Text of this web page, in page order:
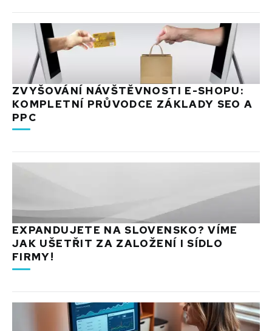
ZVYŠOVÁNÍ NÁVŠTĚVNOSTI E-SHOPU:
KOMPLETNÍ PRŮVODCE ZÁKLADY SEO A
PPC
EXPANDUJETE NA SLOVENSKO? VÍME
JAK UŠETŘIT ZA ZALOŽENÍ I SÍDLO
FIRMY!